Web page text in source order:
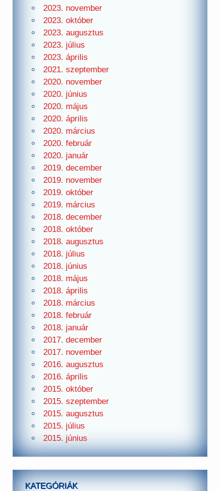
2023. november
2023. október
2023. augusztus
2023. július
2023. április
2021. szeptember
2020. november
2020. június
2020. május
2020. április
2020. március
2020. február
2020. január
2019. december
2019. november
2019. október
2019. március
2018. december
2018. október
2018. augusztus
2018. július
2018. június
2018. május
2018. április
2018. március
2018. február
2018. január
2017. december
2017. november
2016. augusztus
2016. április
2015. október
2015. szeptember
2015. augusztus
2015. július
2015. június
KATEGÓRIÁK